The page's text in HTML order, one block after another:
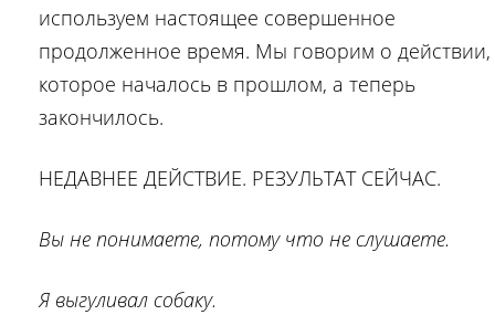
используем настоящее совершенное
продолженное время. Мы говорим о действии,
которое началось в прошлом, а теперь
закончилось.
НЕДАВНЕЕ ДЕЙСТВИЕ. РЕЗУЛЬТАТ СЕЙЧАС.
Вы не понимаете, потому что не слушаете.
Я выгуливал собаку.